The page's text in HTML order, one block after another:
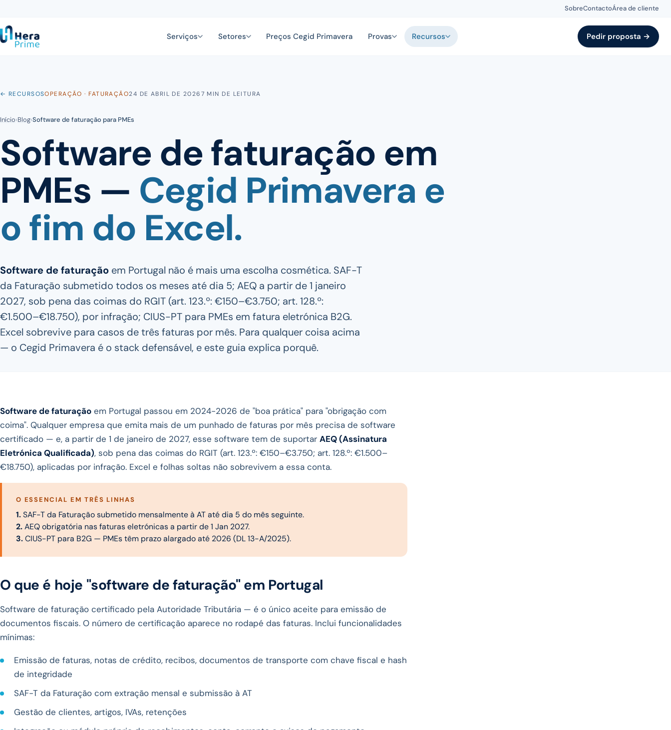
SobreContactoÁrea de cliente
Serviços Setores Preços Cegid Primavera Provas Recursos Pedir proposta →
← RECURSOSOPERAÇÃO · FATURAÇÃO24 DE ABRIL DE 20267 MIN DE LEITURA
Início›Blog›Software de faturação para PMEs
Software de faturação em
PMEs — Cegid Primavera e
o fim do Excel.
Software de faturação em Portugal não é mais uma escolha cosmética. SAF-T
da Faturação submetido todos os meses até dia 5; AEQ a partir de 1 janeiro
2027, sob pena das coimas do RGIT (art. 123.º: €150–€3.750; art. 128.º:
€1.500–€18.750), por infração; CIUS-PT para PMEs em fatura eletrónica B2G.
Excel sobrevive para casos de três faturas por mês. Para qualquer coisa acima
— o Cegid Primavera é o stack defensável, e este guia explica porquê.
Software de faturação em Portugal passou em 2024-2026 de "boa prática" para "obrigação com
coima". Qualquer empresa que emita mais de um punhado de faturas por mês precisa de software
certificado — e, a partir de 1 de janeiro de 2027, esse software tem de suportar AEQ (Assinatura
Eletrónica Qualificada), sob pena das coimas do RGIT (art. 123.º: €150–€3.750; art. 128.º: €1.500–
€18.750), aplicadas por infração. Excel e folhas soltas não sobrevivem a essa conta.
O ESSENCIAL EM TRÊS LINHAS
1.SAF-T da Faturação submetido mensalmente à AT até dia 5 do mês seguinte.
2.AEQ obrigatória nas faturas eletrónicas a partir de 1 Jan 2027.
3.CIUS-PT para B2G — PMEs têm prazo alargado até 2026 (DL 13-A/2025).
O que é hoje "software de faturação" em Portugal
Software de faturação certificado pela Autoridade Tributária — é o único aceite para emissão de
documentos fiscais. O número de certificação aparece no rodapé das faturas. Inclui funcionalidades
mínimas:
Emissão de faturas, notas de crédito, recibos, documentos de transporte com chave fiscal e hash
de integridade
SAF-T da Faturação com extração mensal e submissão à AT
Gestão de clientes, artigos, IVAs, retenções